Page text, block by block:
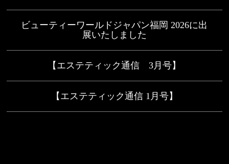
ビューティーワールドジャパン福岡 2026に出
展いたしました
【エステティック通信 3月号】
【エステティック通信 1月号】